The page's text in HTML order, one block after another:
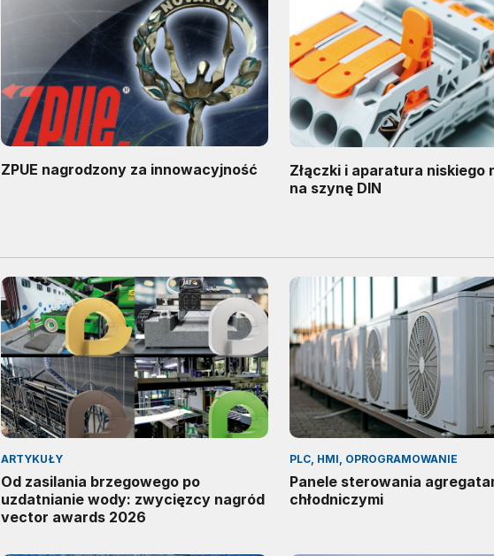
ZPUE nagrodzony za innowacyjność
Złączki i aparatura niskiego
na szynę DIN
ARTYKUŁY
Od zasilania brzegowego po
uzdatnianie wody: zwycięzcy nagród
vector awards 2026
PLC, HMI, OPROGRAMOWANIE
Panele sterowania
chłodniczymi